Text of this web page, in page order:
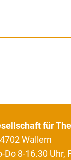
für
Wallern
8-16.30 Uhr,